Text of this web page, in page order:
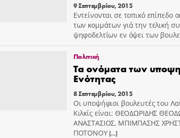
9 Σεπτεμβρίου, 2015
Εντείνονται σε τοπικό επίπεδο
των κομμάτων γιά την τελική
ψηφοδελτίων εν όψει των
Πολιτική
Τα ονόματα των
Ενότητας
8 Σεπτεμβρίου, 2015
Οι υποψήφιοι βουλευτές του
Κιλκίς είναι: ΘΕΟΔΩΡΙΔΗΣ
ΑΝΑΣΤΑΣΙΟΣ, ΜΠΙΜΠΑΣΗΣ
ΠΟΤΟΝΟΥ[…]